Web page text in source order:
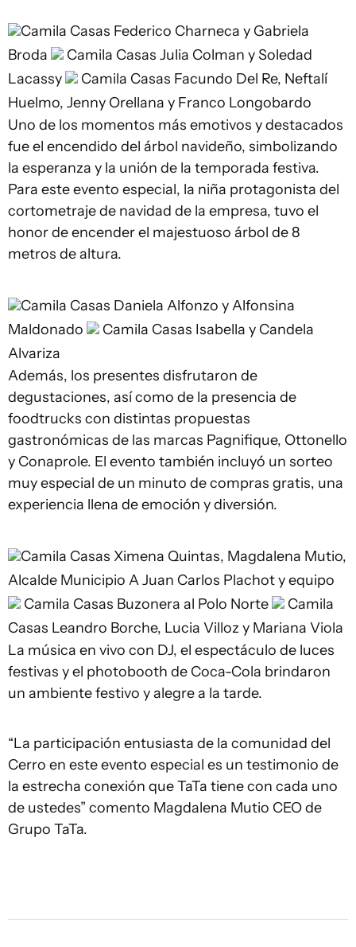
Camila Casas Federico Charneca y Gabriela
Broda
Camila Casas Julia Colman y Soledad
Lacassy
Camila Casas Facundo Del Re, Neftalí
Huelmo, Jenny Orellana y Franco Longobardo
Uno de los momentos más emotivos y destacados
fue el encendido del árbol navideño, simbolizando
la esperanza y la unión de la temporada festiva.
Para este evento especial, la niña protagonista del
cortometraje de navidad de la empresa, tuvo el
honor de encender el majestuoso árbol de 8
metros de altura.
Camila Casas Daniela Alfonzo y Alfonsina
Maldonado
Camila Casas Isabella y Candela
Alvariza
Además, los presentes disfrutaron de
degustaciones, así como de la presencia de
foodtrucks con distintas propuestas
gastronómicas de las marcas Pagnifique, Ottonello
y Conaprole. El evento también incluyó un sorteo
muy especial de un minuto de compras gratis, una
experiencia llena de emoción y diversión.
Camila Casas Ximena Quintas, Magdalena Mutio,
Alcalde Municipio A Juan Carlos Plachot y equipo
Camila Casas Buzonera al Polo Norte
Camila
Casas Leandro Borche, Lucia Villoz y Mariana Viola
La música en vivo con DJ, el espectáculo de luces
festivas y el photobooth de Coca-Cola brindaron
un ambiente festivo y alegre a la tarde.
“La participación entusiasta de la comunidad del
Cerro en este evento especial es un testimonio de
la estrecha conexión que TaTa tiene con cada uno
de ustedes” comento Magdalena Mutio CEO de
Grupo TaTa.